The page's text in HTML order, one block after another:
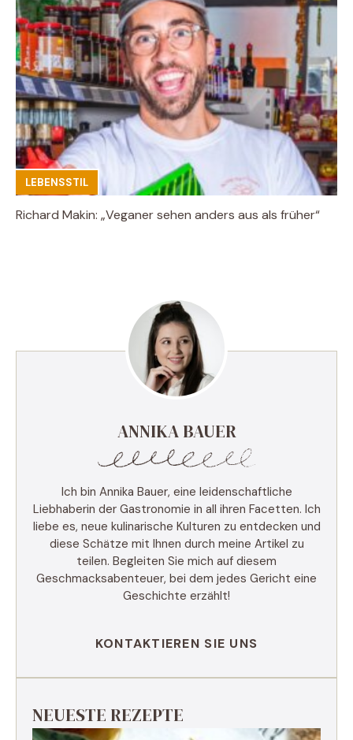
LEBENSSTIL
Richard Makin: „Veganer sehen anders aus als früher“
ANNIKA BAUER
Ich bin Annika Bauer, eine leidenschaftliche
Liebhaberin der Gastronomie in all ihren Facetten. Ich
liebe es, neue kulinarische Kulturen zu entdecken und
diese Schätze mit Ihnen durch meine Artikel zu
teilen. Begleiten Sie mich auf diesem
Geschmacksabenteuer, bei dem jedes Gericht eine
Geschichte erzählt!
KONTAKTIEREN SIE UNS
NEUESTE REZEPTE